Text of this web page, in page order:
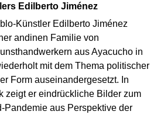
Edilberto Jiménez
Künstler Edilberto Jiménez
andinen Familie von
aus Ayacucho in
mit dem Thema politischer
Form auseinandergesetzt. In
zeigt er eindrückliche Bilder zum
Pandemie aus Perspektive der